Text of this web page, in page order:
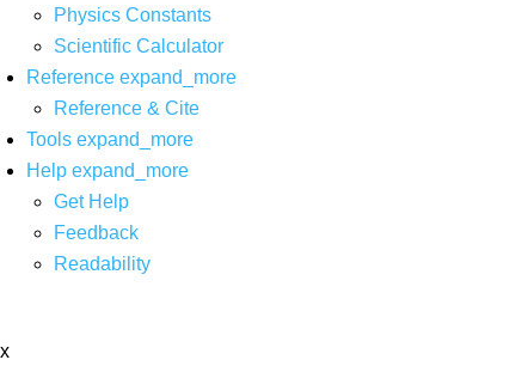
Physics Constants
Scientific Calculator
Reference expand_more
Reference & Cite
Tools expand_more
Help expand_more
Get Help
Feedback
Readability
x